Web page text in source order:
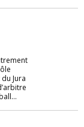
Jura